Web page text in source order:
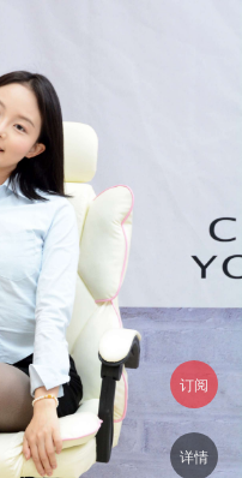
订阅
详情